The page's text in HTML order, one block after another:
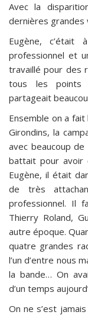
Avec la
dernières grandes
Eugène,
professionnel et
travaillé pour des
tous les points
partageait
Ensemble on a
Girondins, la
avec beaucoup
battait pour avoir
Eugène, il était
de très
professionnel. Il
Thierry Roland,
autre époque.
quatre grandes
l’un d’entre nous
la bande… On
d’un temps
On ne s’est